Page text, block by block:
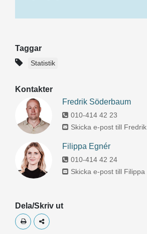
Taggar
Statistik
Kontakter
Fredrik Söderbaum
010-414 42 23
Skicka e-post till Fredrik
Filippa Egnér
010-414 42 24
Skicka e-post till Filippa
Dela/Skriv ut
Skriv utDela